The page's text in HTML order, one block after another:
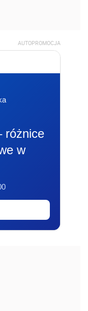
AUTOPROMOCJA
różnice
w